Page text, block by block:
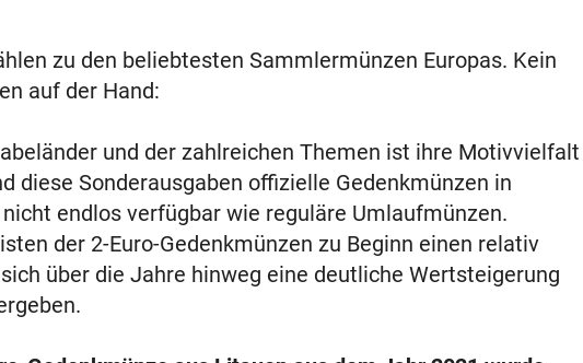
zu den beliebtesten Sammlermünzen Europas. Kein
auf der Hand:
und der zahlreichen Themen ist ihre Motivvielfalt
diese Sonderausgaben offizielle Gedenkmünzen in
endlos verfügbar wie reguläre Umlaufmünzen.
der 2-Euro-Gedenkmünzen zu Beginn einen relativ
über die Jahre hinweg eine deutliche Wertsteigerung